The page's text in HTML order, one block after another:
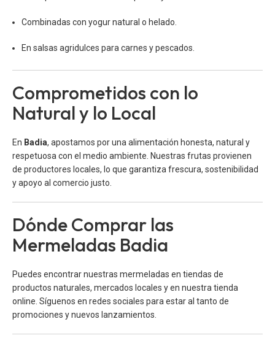
Combinadas con yogur natural o helado.
En salsas agridulces para carnes y pescados.
Comprometidos con lo
Natural y lo Local
En Badia, apostamos por una alimentación honesta, natural y
respetuosa con el medio ambiente. Nuestras frutas provienen
de productores locales, lo que garantiza frescura, sostenibilidad
y apoyo al comercio justo.
Dónde Comprar las
Mermeladas Badia
Puedes encontrar nuestras mermeladas en tiendas de
productos naturales, mercados locales y en nuestra tienda
online. Síguenos en redes sociales para estar al tanto de
promociones y nuevos lanzamientos.